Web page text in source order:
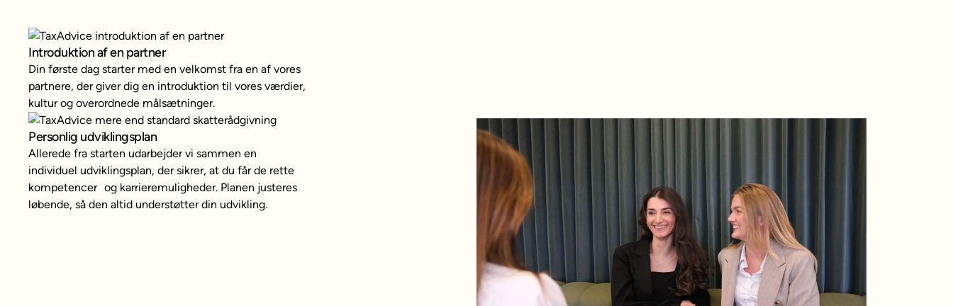
Introduktion af en partner
Din første dag starter med en velkomst fra en af vores
partnere, der giver dig en introduktion til vores værdier,
kultur og overordnede målsætninger.
Personlig udviklingsplan
Allerede fra starten udarbejder vi sammen en
individuel udviklingsplan, der sikrer, at du får de rette
kompetencer og karrieremuligheder. Planen justeres
løbende, så den altid understøtter din udvikling.